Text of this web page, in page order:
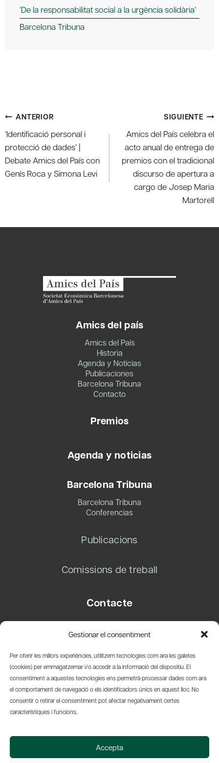
Gestionar el consentiment
Per oferir les millors experiències, utilitzem tecnologies com ara les galetes
(cookies) per emmagatzemar i/o accedir a la informació del dispositiu. El
consentiment a aquestes tecnologies ens permetrà processar dades com ara
el comportament de navegació o els identificadors únics en aquest lloc. No
consentir o retirar el consentiment pot afectar negativament certes
característiques i funcions.
Accepta
‘De la responsabilitat social a la urgència solidària’
Barcelona Tribuna
Navegación
de
entradas
ANTERIOR
‘Identificació personal i
protecció de dades’ |
Debate Amics del País con
Genís Roca y Simona Levi
SIGUIENTE
Amics del País celebra el
acto anual de entrega de
premios con el tradicional
discurso de apertura a
cargo de Josep Maria
Martorell
Amics del país
Amics del País
Historia
Agenda y Noticias
Publicaciones
Barcelona Tribuna
Contacto
Premios
Agenda y noticias
Barcelona Tribuna
Barcelona Tribuna
Conferencias
Publicacions
Comissions de treball
Contacte
08003 Barcelona
info@amicsdelpais.com
Suscripció Newsletter
© 2026 Societat Econòmica Barcelonesa d'Amics del País